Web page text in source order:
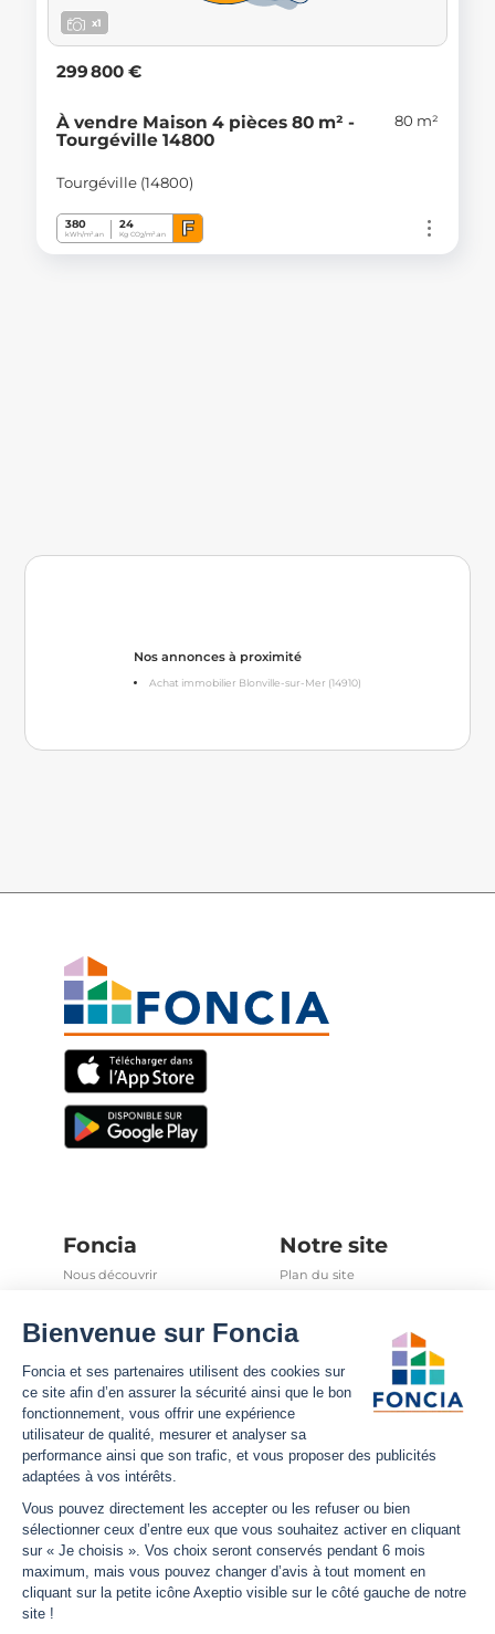
x1
299 800 €
À vendre Maison 4 pièces 80 m² -
Tourgéville 14800
80 m²
Tourgéville (14800)
380
kWh/m².an
24
Kg CO2/m².an F
Nos annonces à proximité
Achat immobilier Blonville-sur-Mer (14910)
Foncia
Nous découvrir
Nos offres d'emplois
Espace presse
Foncia inside
Avis clients
Partenaires
Notre site
Plan du site
Politique Foncia de protection
Conformité
Gestion des cookies
Politique relative aux cookies
et autres traceurs
Déclaration d'accessibilité
Infos utiles
Nous contacter
Nous suivre
Facebook